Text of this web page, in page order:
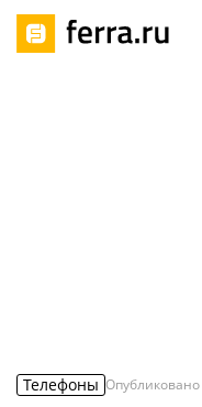
Телефоны Опубликовано